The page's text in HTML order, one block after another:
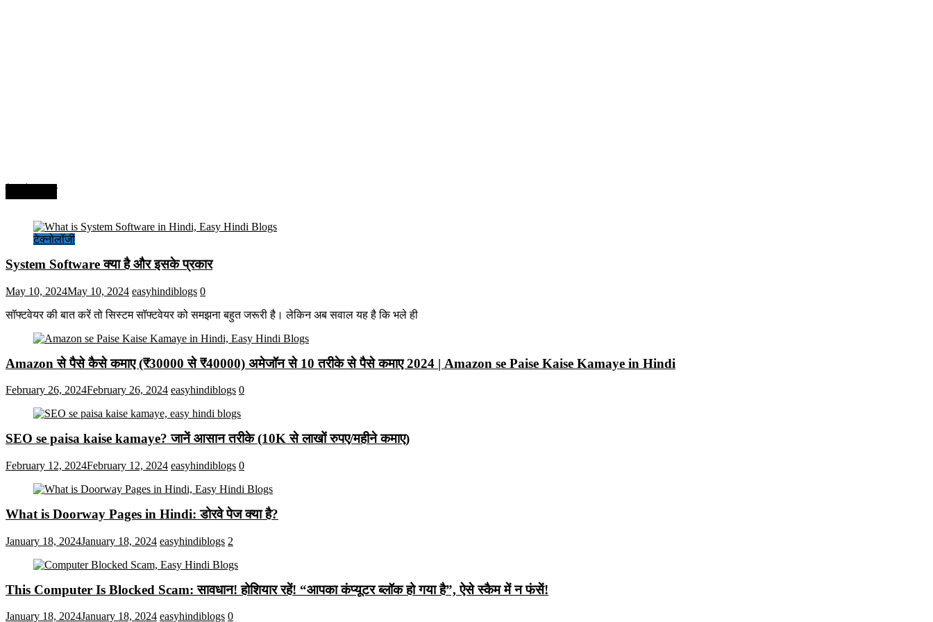
टेक्नोलॉजी
System Software क्या है और इसके प्रकार
May 10, 2024May 10, 2024 easyhindiblogs 0
सॉफ्टवेयर की बात करें तो सिस्टम सॉफ्टवेयर को समझना बहुत जरूरी है। लेकिन अब सवाल यह है कि भले ही
Amazon से पैसे कैसे कमाए (₹30000 से ₹40000) अमेजॉन से 10 तरीके से पैसे कमाए 2024 | Amazon se Paise Kaise Kamaye in Hindi
February 26, 2024February 26, 2024 easyhindiblogs 0
SEO se paisa kaise kamaye? जानें आसान तरीके (10K से लाखों रुपए/महीने कमाए)
February 12, 2024February 12, 2024 easyhindiblogs 0
What is Doorway Pages in Hindi: डोरवे पेज क्या है?
January 18, 2024January 18, 2024 easyhindiblogs 2
This Computer Is Blocked Scam: सावधान! होशियार रहें! “आपका कंप्यूटर ब्लॉक हो गया है”, ऐसे स्कैम में न फंसें!
January 18, 2024January 18, 2024 easyhindiblogs 0